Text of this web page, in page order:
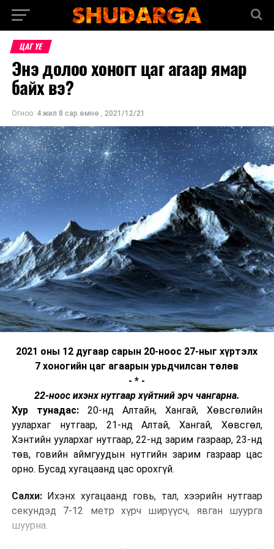
ЦАГ ҮЕ
Энэ долоо хоногт цаг агаар ямар
байх вэ?
Огноо: 4 жил 8 сар.өмнө , 2021/12/21
2021 оны 12 дугаар сарын 20-ноос 27-ныг хүртэлх
7 хоногийн цаг агаарын урьдчилсан төлөв
- * -
22-ноос ихэнх нутгаар хүйтний эрч чангарна.
Хур тунадас:20-нд Алтайн, Хангай, Хөвсгөлийн
уулархаг нутгаар, 21-нд Алтай, Хангай, Хөвсгөл,
Хэнтийн уулархаг нутгаар, 22-нд зарим газраар, 23-нд
төв, говийн аймгуудын нутгийн зарим газраар цас
орно. Бусад хугацаанд цас орохгүй.
Салхи:Ихэнх хугацаанд говь, тал, хээрийн нутгаар
секундэд 7-12 метр хүрч ширүүсч, явган шуурга
шуурна.